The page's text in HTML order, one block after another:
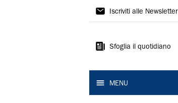
La
Ferrara
Iscriviti alle Newsletter
Sfoglia il quotidiano
MENU